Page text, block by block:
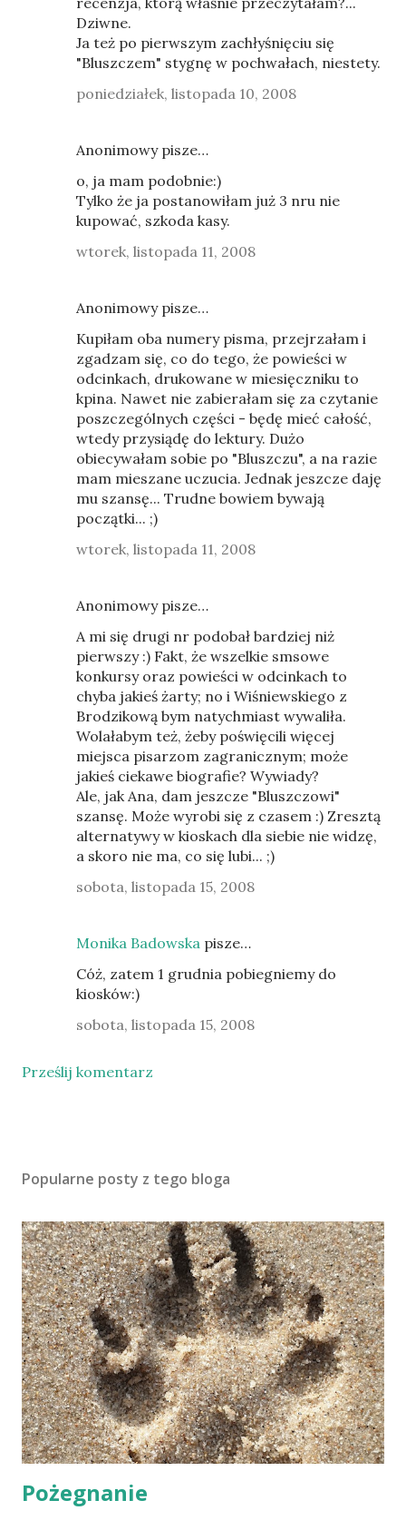
Dziwne.
Ja też po pierwszym zachłyśnięciu się
"Bluszczem" stygnę w pochwałach, niestety.
poniedziałek, listopada 10, 2008
Anonimowy pisze…
o, ja mam podobnie:)
Tylko że ja postanowiłam już 3 nru nie
kupować, szkoda kasy.
wtorek, listopada 11, 2008
Anonimowy pisze…
Kupiłam oba numery pisma, przejrzałam i
zgadzam się, co do tego, że powieści w
odcinkach, drukowane w miesięczniku to
kpina. Nawet nie zabierałam się za czytanie
poszczególnych części - będę mieć całość,
wtedy przysiądę do lektury. Dużo
obiecywałam sobie po "Bluszczu", a na razie
mam mieszane uczucia. Jednak jeszcze daję
mu szansę... Trudne bowiem bywają
początki... ;)
wtorek, listopada 11, 2008
Anonimowy pisze…
A mi się drugi nr podobał bardziej niż
pierwszy :) Fakt, że wszelkie smsowe
konkursy oraz powieści w odcinkach to
chyba jakieś żarty; no i Wiśniewskiego z
Brodzikową bym natychmiast wywaliła.
Wolałabym też, żeby poświęcili więcej
miejsca pisarzom zagranicznym; może
jakieś ciekawe biografie? Wywiady?
Ale, jak Ana, dam jeszcze "Bluszczowi"
szansę. Może wyrobi się z czasem :) Zresztą
alternatywy w kioskach dla siebie nie widzę,
a skoro nie ma, co się lubi... ;)
sobota, listopada 15, 2008
Monika Badowska pisze…
Cóż, zatem 1 grudnia pobiegniemy do
kiosków:)
sobota, listopada 15, 2008
Prześlij komentarz
Popularne posty z tego bloga
Pożegnanie